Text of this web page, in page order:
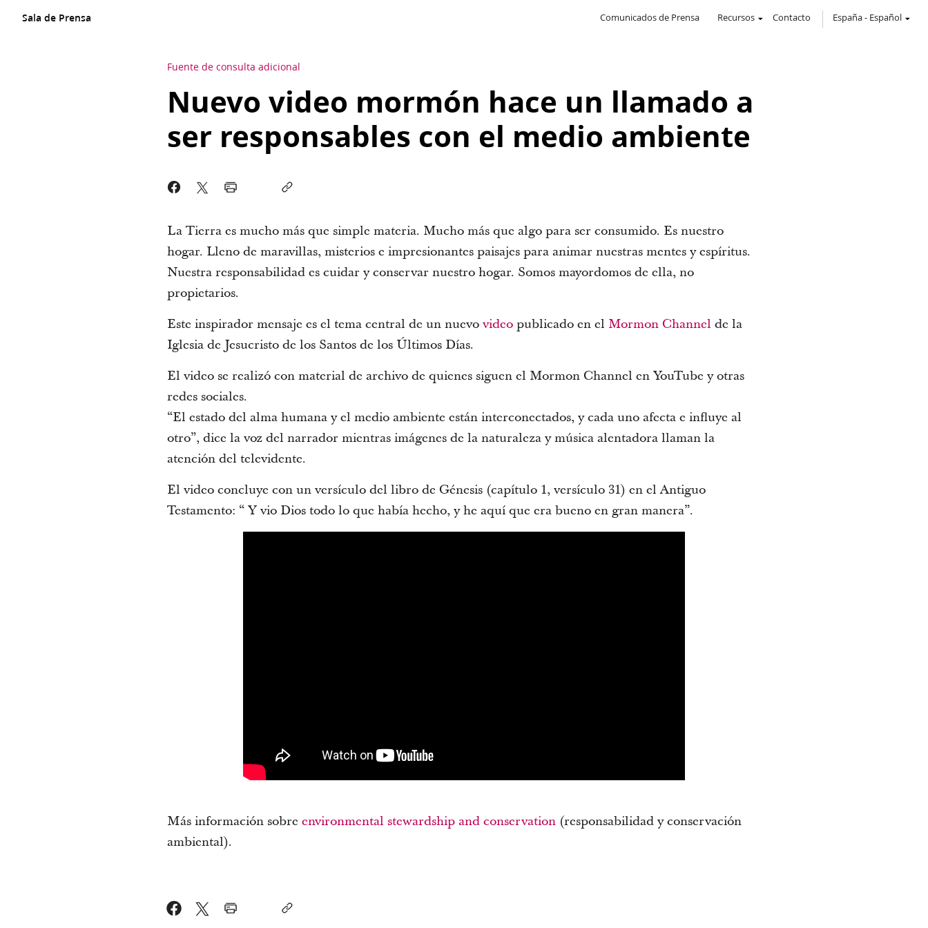
Sala de Prensa Comunicados de Prensa Recursos Contacto España- Español
Fuente de consulta adicional
Nuevo video mormón hace un llamado a
ser responsables con el medio ambiente
La Tierra es mucho más que simple materia. Mucho más que algo para ser consumido. Es nuestro
hogar. Lleno de maravillas, misterios e impresionantes paisajes para animar nuestras mentes y espíritus.
Nuestra responsabilidad es cuidar y conservar nuestro hogar. Somos mayordomos de ella, no
propietarios.
Este inspirador mensaje es el tema central de un nuevo videopublicado en el Mormon Channel de la
Iglesia de Jesucristo de los Santos de los Últimos Días.
El video se realizó con material de archivo de quienes siguen el Mormon Channel en YouTube y otras
redes sociales.
“El estado del alma humana y el medio ambiente están interconectados, y cada uno afecta e influye al
otro”, dice la voz del narrador mientras imágenes de la naturaleza y música alentadora llaman la
atención del televidente.
El video concluye con un versículo del libro de Génesis (capítulo 1, versículo 31) en el Antiguo
Testamento: “ Y vio Dios todo lo que había hecho, y he aquí que era bueno en gran manera”.
Más información sobre environmental stewardship and conservation(responsabilidad y conservación
ambiental).